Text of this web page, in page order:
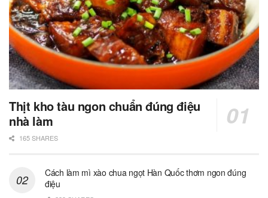
Thịt kho tàu ngon chuẩn đúng điệu
nhà làm
165 SHARES
Cách làm mì xào chua ngọt Hàn Quốc thơm ngon đúng
điệu